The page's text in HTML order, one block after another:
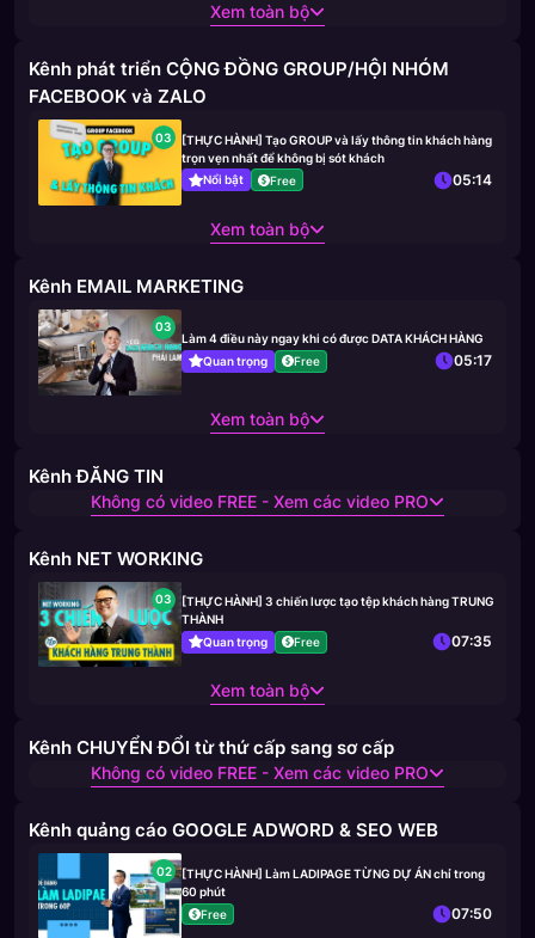
Xem toàn bộ
Kênh phát triển CỘNG ĐỒNG GROUP/HỘI NHÓM
FACEBOOK và ZALO
03
[THỰC HÀNH] Tạo GROUP và lấy thông tin khách hàng
trọn vẹn nhất để không bị sót khách
Nổi bật
Free 05:14
Xem toàn bộ
Kênh EMAIL MARKETING
03
Làm 4 điều này ngay khi có được DATA KHÁCH HÀNG
Quan trọng
Free 05:17
Xem toàn bộ
Kênh ĐĂNG TIN
Không có video FREE - Xem các video PRO
Kênh NET WORKING
03
[THỰC HÀNH] 3 chiến lược tạo tệp khách hàng TRUNG
THÀNH
Quan trọng
Free 07:35
Xem toàn bộ
Kênh CHUYỂN ĐỔI từ thứ cấp sang sơ cấp
Không có video FREE - Xem các video PRO
Kênh quảng cáo GOOGLE ADWORD & SEO WEB
02
[THỰC HÀNH] Làm LADIPAGE TỪNG DỰ ÁN chỉ trong
60 phút
Free
07:50